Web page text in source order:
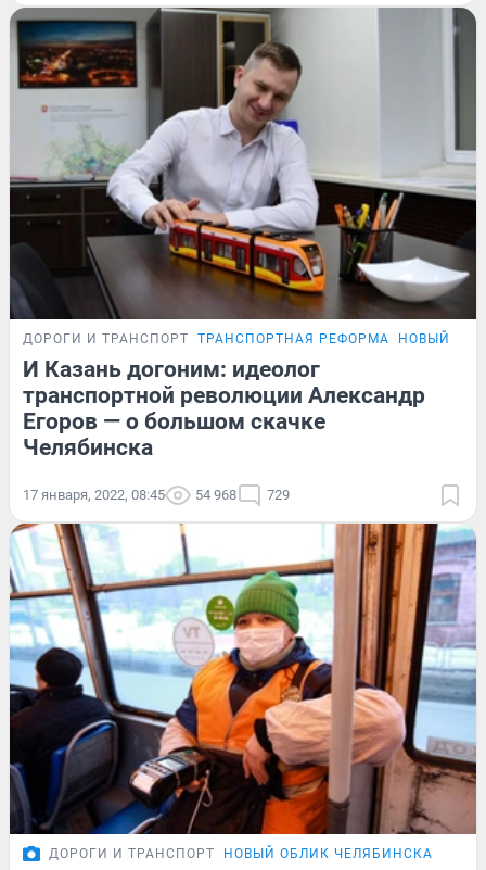
ДОРОГИ И ТРАНСПОРТ ТРАНСПОРТНАЯ РЕФОРМА НОВЫЙ
И Казань догоним: идеолог
транспортной революции Александр
Егоров — о большом скачке
Челябинска
17 января, 2022, 08:45 54 968 729
ДОРОГИ И ТРАНСПОРТ НОВЫЙ ОБЛИК ЧЕЛЯБИНСКА